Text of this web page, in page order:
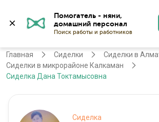
Помогатель - няни,
Поиск работы и работников
Алматы
Главная Сиделки
Сиделки в
Сиделки в микрорайоне Калкаман
Сиделка Дана Токтамысовна
Сиделка